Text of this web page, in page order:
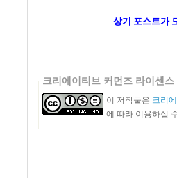
상기 포스트가
크리에이티브 커먼즈 라이센스
이 저작물은 크리
에 따라 이용하실